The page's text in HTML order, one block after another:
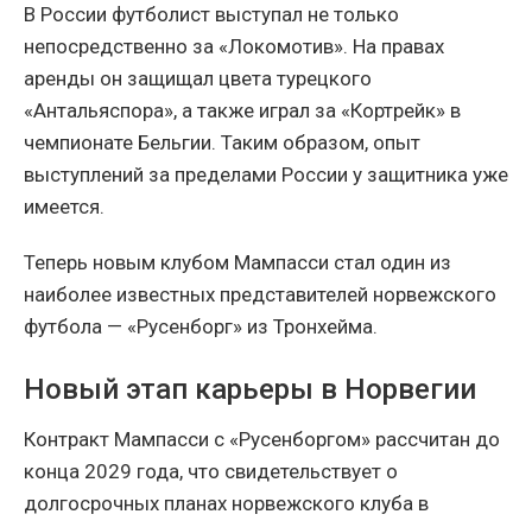
В России футболист выступал не только
непосредственно за «Локомотив». На правах
аренды он защищал цвета турецкого
«Антальяспора», а также играл за «Кортрейк» в
чемпионате Бельгии. Таким образом, опыт
выступлений за пределами России у защитника уже
имеется.
Теперь новым клубом Мампасси стал один из
наиболее известных представителей норвежского
футбола — «Русенборг» из Тронхейма.
Новый этап карьеры в Норвегии
Контракт Мампасси с «Русенборгом» рассчитан до
конца 2029 года, что свидетельствует о
долгосрочных планах норвежского клуба в